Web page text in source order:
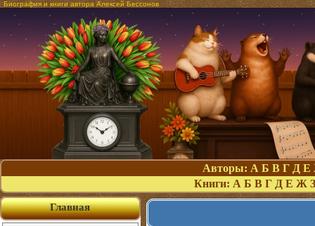
Биография и книги автора Алексей Бессонов
Авторы: А Б В Г Д Е
Книги: А Б В Г Д Е Ж З
Главная